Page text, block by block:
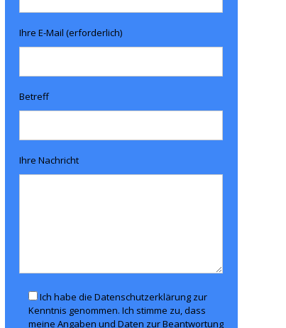
Ihre E-Mail (erforderlich)
Betreff
Ihre Nachricht
Ich habe die Datenschutzerklärung zur
Kenntnis genommen. Ich stimme zu, dass
meine Angaben und Daten zur Beantwortung